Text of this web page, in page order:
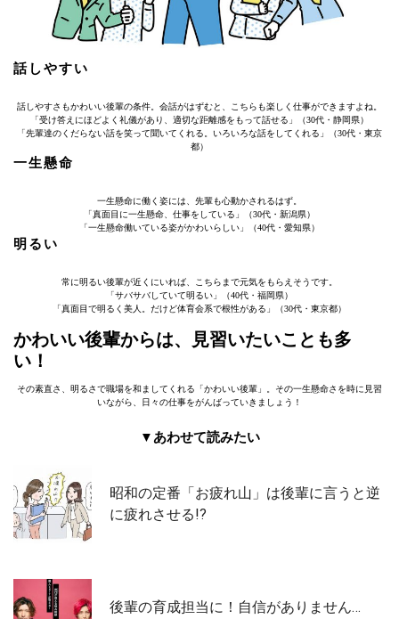
話しやすい
話しやすさもかわいい後輩の条件。会話がはずむと、こちらも楽しく仕事ができますよね。
「受け答えにほどよく礼儀があり、適切な距離感をもって話せる」（30代・静岡県）
「先輩達のくだらない話を笑って聞いてくれる。いろいろな話をしてくれる」（30代・東京
都）
一生懸命
一生懸命に働く姿には、先輩も心動かされるはず。
「真面目に一生懸命、仕事をしている」（30代・新潟県）
「一生懸命働いている姿がかわいらしい」（40代・愛知県）
明るい
常に明るい後輩が近くにいれば、こちらまで元気をもらえそうです。
「サバサバしていて明るい」（40代・福岡県）
「真面目で明るく美人。だけど体育会系で根性がある」（30代・東京都）
かわいい後輩からは、見習いたいことも多
い！
その素直さ、明るさで職場を和ましてくれる「かわいい後輩」。その一生懸命さを時に見習
いながら、日々の仕事をがんばっていきましょう！
▼あわせて読みたい
昭和の定番「お疲れ山」は後輩に言うと逆
に疲れさせる!?
後輩の育成担当に！自信がありません…